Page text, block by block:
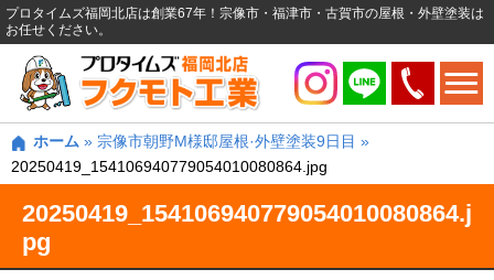
プロタイムズ福岡北店は創業67年！宗像市・福津市・古賀市の屋根・外壁塗装は
お任せください。
ホーム » 宗像市朝野M様邸屋根·外壁塗装9日目 »
20250419_154106940779054010080864.jpg
20250419_154106940779054010080864.j
pg